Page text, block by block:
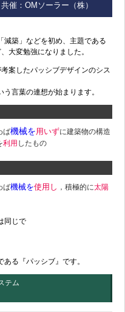
：OMソーラー（株）
減築」などを初め、主題である
大変勉強になりました。
案したパッシブデザインのシス
う言葉の連想が始まります。
ば機械を用いずに建築物の構造
利用 したもの
ば機械を使用し ，積極的に太陽
同じで
る『パッシブ』です。
テム